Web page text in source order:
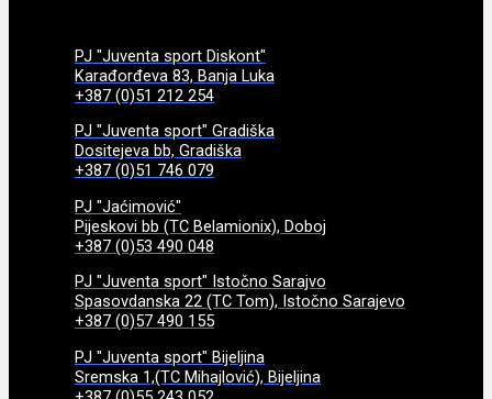
PJ "Juventa sport Diskont"
Karađorđeva 83, Banja Luka
+387 (0)51 212 254
PJ "Juventa sport" Gradiška
Dositejeva bb, Gradiška
+387 (0)51 746 079
PJ "Jaćimović"
Pijeskovi bb (TC Belamionix), Doboj
+387 (0)53 490 048
PJ "Juventa sport" Istočno Sarajvo
Spasovdanska 22 (TC Tom), Istočno Sarajevo
+387 (0)57 490 155
PJ "Juventa sport" Bijeljina
Sremska 1,(TC Mihajlović), Bijeljina